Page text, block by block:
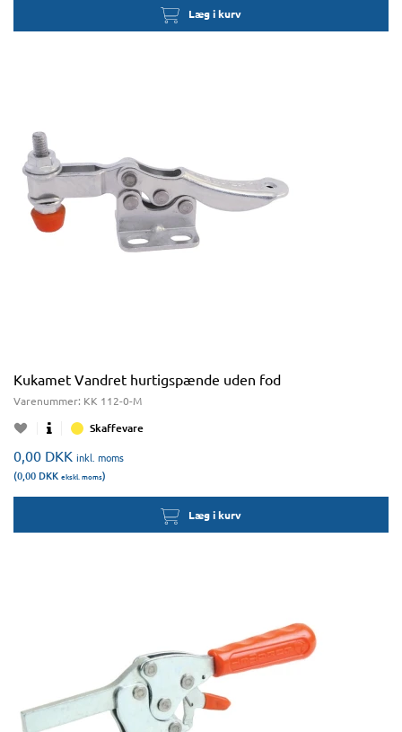
Læg i kurv
Kukamet Vandret hurtigspænde uden fod
Varenummer: KK 112-0-M
Skaffevare
0,00 DKK inkl. moms
(0,00 DKK ekskl. moms)
Læg i kurv